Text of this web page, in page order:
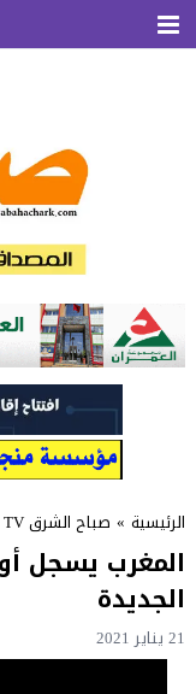
الرئيسية » صباح الشرق TV
المغرب يسجل
الجديدة
21 يناير 2021